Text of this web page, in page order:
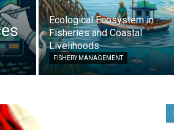
Ecological Ecosystem in
Fisheries and Coastal
Livelihoods
FISHERY MANAGEMENT